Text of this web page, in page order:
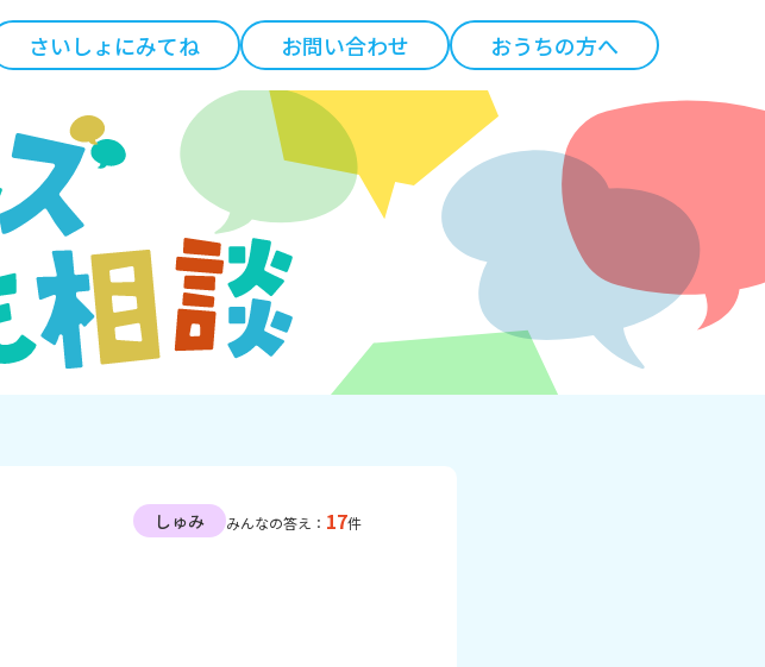
さいしょにみてね お問い合わせ おうちの方へ
しゅみ みんなの答え： 17件